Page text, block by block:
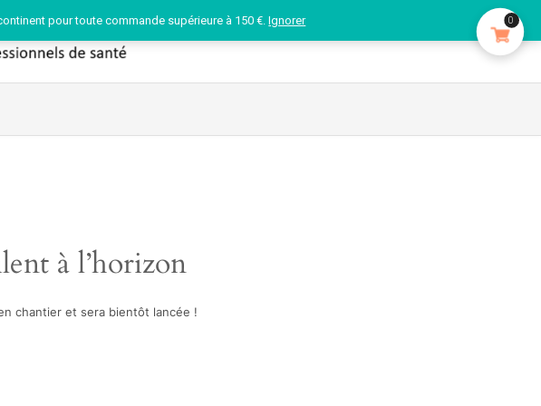
pour toute commande supérieure à 150 €.Ignorer
à l’horizon
chantier et sera bientôt lancée !
0